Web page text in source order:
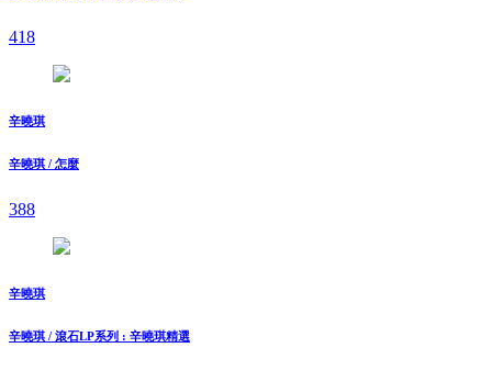
418
辛曉琪
辛曉琪 / 怎麼
388
辛曉琪
辛曉琪 / 滾石LP系列 : 辛曉琪精選